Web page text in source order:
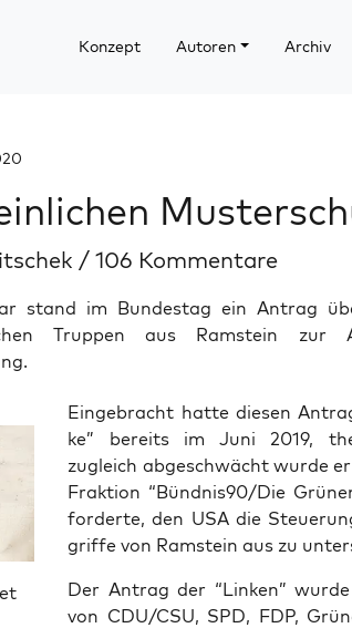
Konzept Autoren Archiv
/ 106 Kommentare
stand im Bundestag ein Antrag
Truppen aus Ramstein zur
Ein­ge­bracht hat­te die­sen
ke” bereits im Juni 2019,
zugleich abge­schwächt wur­de
Frak­ti­on “Bündnis90/Die
for­der­te, den USA die
grif­fe von Ram­stein aus zu
Der Antrag der “Lin­ken”
von CDU/CSU, SPD, FDP,